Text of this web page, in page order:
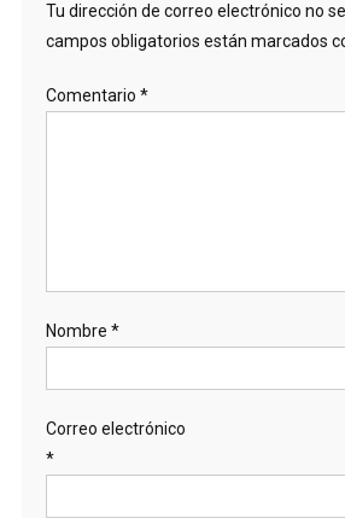
Tu dirección de correo electrónico no
campos obligatorios están marcados
Comentario *
Nombre *
Correo electrónico
*